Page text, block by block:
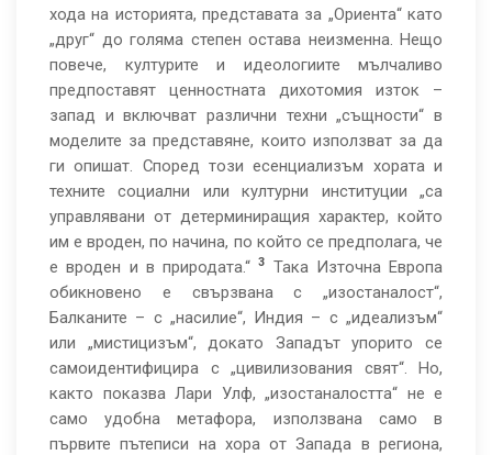
хода на историята, представата за „Ориента“ като
„друг“ до голяма степен остава неизменна. Нещо
повече, културите и идеологиите мълчаливо
предпоставят ценностната дихотомия изток –
запад и включват различни техни „същности“ в
моделите за представяне, които използват за да
ги опишат. Според този есенциализъм хората и
техните социални или културни институции „са
управлявани от детерминиращия характер, който
им е вроден, по начина, по който се предполага, че
е вроден и в природата.“ 3
Така Източна Европа
обикновено е свързвана с „изостаналост“,
Балканите – с „насилие“, Индия – с „идеализъм“
или „мистицизъм“, докато Западът упорито се
самоидентифицира с „цивилизования свят“. Но,
както показва Лари Улф, „изостаналостта“ не е
само удобна метафора, използвана само в
първите пътеписи на хора от Запада в региона,